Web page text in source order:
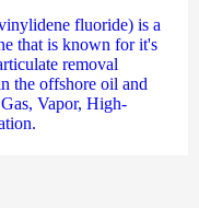
fluoride) is a
that is known for it's
removal
the offshore oil and
Vapor, High-